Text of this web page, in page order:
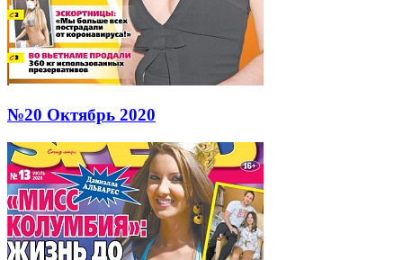
№20 Октябрь 2020